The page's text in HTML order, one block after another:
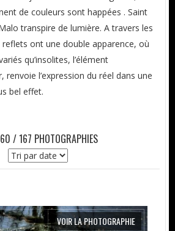
de couleurs sont happées . Saint
transpire de lumière. A travers les
ont une double apparence, où
qu’insolites, l’élément
renvoie l’expression du réel dans une
bel effet.
/ 167 PHOTOGRAPHIES
VOIR LA PHOTOGRAPHIE